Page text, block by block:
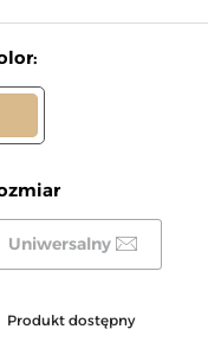
Następny
Uniwersalny
Produkt dostępny